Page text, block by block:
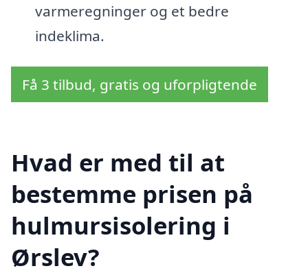
varmeregninger og et bedre
indeklima.
Få 3 tilbud, gratis og uforpligtende
Hvad er med til at
bestemme prisen på
hulmursisolering i
Ørslev?